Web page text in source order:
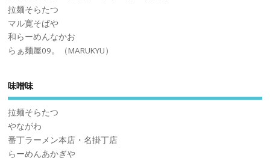
拉麺そらたつ
マル寛そばや
和らーめんなかお
らぁ麺屋09。（MARUKYU）
味噌味
拉麺そらたつ
やながわ
番丁ラーメン本店・名掛丁店
らーめんあかぎや